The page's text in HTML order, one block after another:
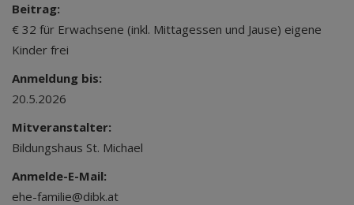
Beitrag:
€ 32 für Erwachsene (inkl. Mittagessen und Jause) eigene
Kinder frei
Anmeldung bis:
20.5.2026
Mitveranstalter:
Bildungshaus St. Michael
Anmelde-E-Mail:
ehe-familie@dibk.at